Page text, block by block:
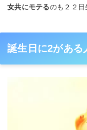
女共にモテるのも２２日
誕生日に2がある